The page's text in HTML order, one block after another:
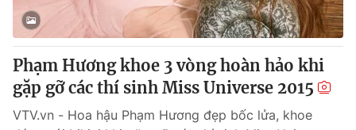
Phạm Hương khoe 3 vòng hoàn hảo khi
gặp gỡ các thí sinh Miss Universe 2015
VTV.vn - Hoa hậu Phạm Hương đẹp bốc lửa, khoe